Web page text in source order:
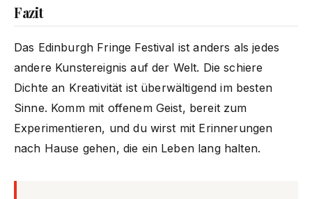
Fazit
Das Edinburgh Fringe Festival ist anders als jedes
andere Kunstereignis auf der Welt. Die schiere
Dichte an Kreativität ist überwältigend im besten
Sinne. Komm mit offenem Geist, bereit zum
Experimentieren, und du wirst mit Erinnerungen
nach Hause gehen, die ein Leben lang halten.